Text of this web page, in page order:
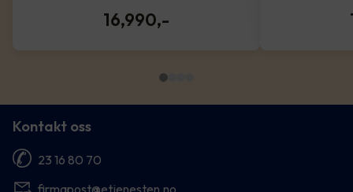
16,990,-
Kontakt oss
23 16 80 70
firmapost@etjenesten.no